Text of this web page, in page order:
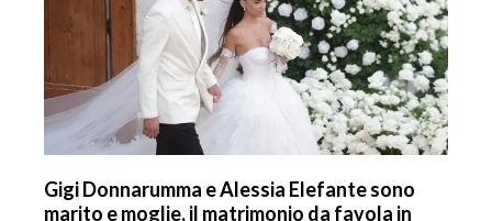
Gigi Donnarumma e Alessia Elefante sono
marito e moglie, il matrimonio da favola in